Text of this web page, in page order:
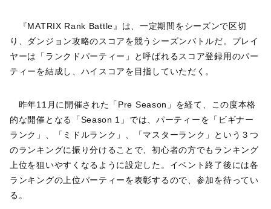
『MATRIX Rank Battle』は、一定期間をシーズンで区切
り、ダンジョン攻略のスコアを競うシーズンバトルだ。プレイ
ヤーは「ランクドパーティー」と呼ばれるスコア登録用のパー
ティーを結成し、ハイスコアを目指していただく。
昨年11月に開催された「Pre Season」を経て、この度本格
的な開催となる「Season 1」では、パーティーを「ビギナー
ランク」、「ミドルランク」、「マスターランク」という３つ
のランキングに振り分けることで、初心者の方でもランキング
上位を狙いやすくなるように設定した。イベント終了後には各
ランキングの上位パーティーを表彰するので、参加を待ってい
る。